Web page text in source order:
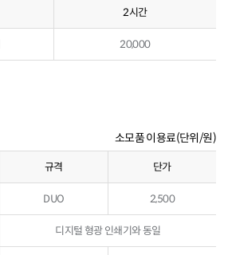
2시간
20,000
소모품 이용료(단위/원)
규격 단가
DUO 2,500
디지털 형광 인쇄기와 동일